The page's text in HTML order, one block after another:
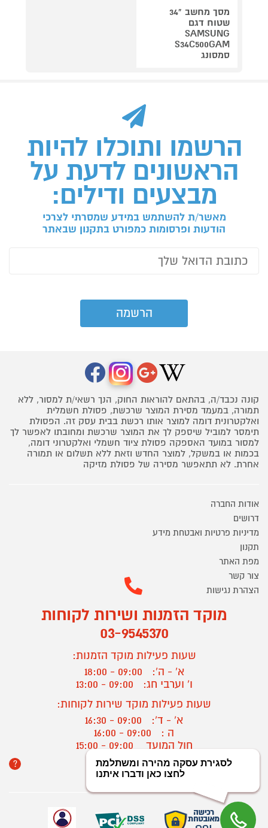
מסך מחשב "34
שטוח דגם
SAMSUNG
S34C500GAM
סמסונג
הרשמו ותוכלו להיות
הראשונים לדעת על
מבצעים ודילים:
מאשר/ת להשתמש במידע שמסרתי לצרכי
הודעות ופרסומות כמפורט בתקנון שבאתר
קונה נכבד/ה, בהתאם להוראות החוק, הנך רשאי/ת למסור, ללא
תמורה, במעמד מסירת המוצר שרכשת, פסולת חשמלית
ואלקטרונית דומה למוצר אותו רכשת בבית עסק זה. הפסולת
תימסר למוביל שיספק לך את המוצר שרכשת ומחובתו לאפשר לך
למסור במועד האספקה פסולת ציוד חשמלי ואלקטרוני דומה,
בכמות או במשקל, למוצר החדש וזאת ללא תשלום או תמורה
אחרת. לא תתאפשר מסירה של פסולת מזיקה
אודות החברה
דרושים
מדיניות פרטיות ואבטחת מידע
תקנון
מפת האתר
צור קשר
הצהרת נגישות
מוקד הזמנות ושירות לקוחות
03-9545370
שעות פעילות מוקד הזמנות:
א' - ה':
09:00 - 18:00
ו' וערבי חג:
09:00 - 13:00
שעות פעילות מוקד שירות לקוחות:
א' - ד':
09:00 - 16:30
ה :
09:00 - 16:00
חול המועד
? יצירת קשר/ביטול הזמנה